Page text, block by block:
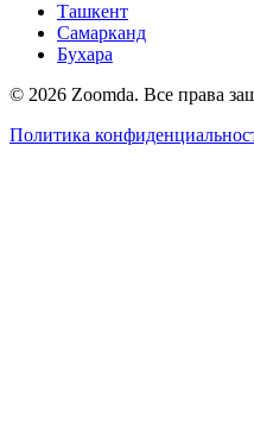
Ташкент
Самарканд
Бухара
© 2026 Zoomda. Все права
Политика